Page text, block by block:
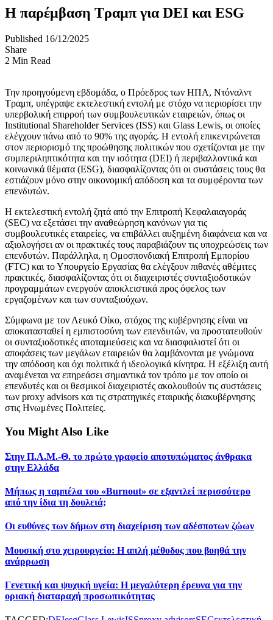
Η παρέμβαση Τραμπ για DEI και ESG
Published 16/12/2025
Share
2 Min Read
Την προηγούμενη εβδομάδα, ο Πρόεδρος των ΗΠΑ, Ντόναλντ
Τραμπ, υπέγραψε εκτελεστική εντολή με στόχο να περιορίσει την
υπερβολική επιρροή των συμβουλευτικών εταιρειών, όπως οι
Institutional Shareholder Services (ISS) και Glass Lewis, οι οποίες
ελέγχουν πάνω από το 90% της αγοράς. Η εντολή επικεντρώνεται
στον περιορισμό της προώθησης πολιτικών που σχετίζονται με την
συμπεριληπτικότητα και την ισότητα (DEI) ή περιβαλλοντικά και
κοινωνικά θέματα (ESG), διασφαλίζοντας ότι οι συστάσεις τους θα
εστιάζουν μόνο στην οικονομική απόδοση και τα συμφέροντα των
επενδυτών.
Η εκτελεστική εντολή ζητά από την Επιτροπή Κεφαλαιαγοράς
(SEC) να εξετάσει την αναθεώρηση κανόνων για τις
συμβουλευτικές εταιρείες, να επιβάλλει αυξημένη διαφάνεια και να
αξιολογήσει αν οι πρακτικές τους παραβιάζουν τις υποχρεώσεις των
επενδυτών. Παράλληλα, η Ομοσπονδιακή Επιτροπή Εμπορίου
(FTC) και το Υπουργείο Εργασίας θα ελέγξουν πιθανές αθέμιτες
πρακτικές, διασφαλίζοντας ότι οι διαχειριστές συνταξιοδοτικών
προγραμμάτων ενεργούν αποκλειστικά προς όφελος των
εργαζομένων και των συνταξιούχων.
Σύμφωνα με τον Λευκό Οίκο, στόχος της κυβέρνησης είναι να
αποκατασταθεί η εμπιστοσύνη των επενδυτών, να προστατευθούν
οι συνταξιοδοτικές αποταμιεύσεις και να διασφαλιστεί ότι οι
αποφάσεις των μεγάλων εταιρειών θα λαμβάνονται με γνώμονα
την απόδοση και όχι πολιτικά ή ιδεολογικά κίνητρα. Η εξέλιξη αυτή
αναμένεται να επηρεάσει σημαντικά τον τρόπο με τον οποίο οι
επενδυτές και οι θεσμικοί διαχειριστές ακολουθούν τις συστάσεις
των proxy advisors και τις στρατηγικές εταιρικής διακυβέρνησης
στις Ηνωμένες Πολιτείες.
You Might Also Like
Στην Π.Α.Μ.-Θ. το πρώτο γραφείο αποτυπώματος άνθρακα
στην Ελλάδα
Μήπως η ταμπέλα του «Burnout» σε εξαντλεί περισσότερο
από την ίδια τη δουλειά;
Οι ευθύνες των δήμων στη διαχείριση των αδέσποτων ζώων
Μουσική στο χειρουργείο: Η απλή μέθοδος που βοηθά την
ανάρρωση
Γενετική και ψυχική υγεία: Η μεγαλύτερη έρευνα για την
οριακή διαταραχή προσωπικότητας